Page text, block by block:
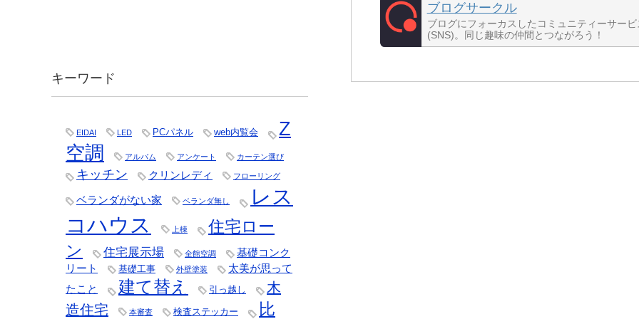
ブログサークル
ブログにフォーカスしたコミュニティーサービ
(SNS)。同じ趣味の仲間とつながろう！
キーワード
EIDAI LED PCパネル web内覧会
Z
空調
アルバム アンケート カーテン選び
キッチン クリンレディ フローリング
ベランダがない家 ベランダ無し
レス
コハウス
上棟
住宅ロー
ン
住宅展示場 全館空調
基礎コンク
リート
基礎工事 外壁塗装
太美が思って
たこと
建て替え 引っ越し
木
造住宅
本審査 検査ステッカー 比